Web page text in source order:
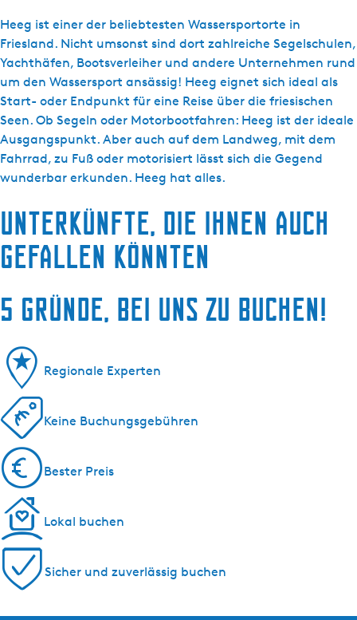
Heeg ist einer der beliebtesten Wassersportorte in
Friesland. Nicht umsonst sind dort zahlreiche Segelschulen,
Yachthäfen, Bootsverleiher und andere Unternehmen rund
um den Wassersport ansässig! Heeg eignet sich ideal als
Start- oder Endpunkt für eine Reise über die friesischen
Seen. Ob Segeln oder Motorbootfahren: Heeg ist der ideale
Ausgangspunkt. Aber auch auf dem Landweg, mit dem
Fahrrad, zu Fuß oder motorisiert lässt sich die Gegend
wunderbar erkunden. Heeg hat alles.
Unterkünfte, die Ihnen auch
gefallen könnten
5 Gründe, bei uns zu buchen!
Regionale Experten
Keine Buchungsgebühren
Bester Preis
Lokal buchen
Sicher und zuverlässig buchen